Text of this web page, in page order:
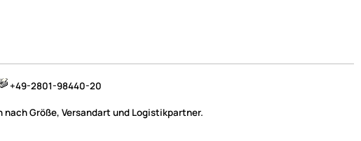
+49-2801-98440-20
Größe, Versandart und Logistikpartner.